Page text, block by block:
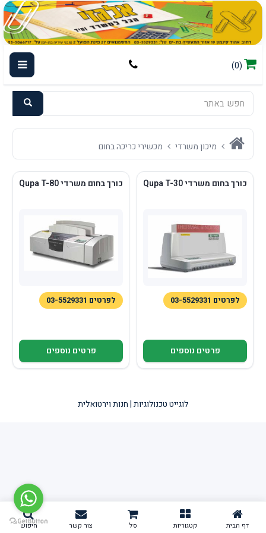
(0)
מיכון משרדי מכשירי כריכה בחום
כורך בחום משרדי Qupa T-30
לפרטים 03-5529331
פרטים נוספים
כורך בחום משרדי Qupa T-80
לפרטים 03-5529331
פרטים נוספים
לוגייט טכנולוגיות | חנות וירטואלית
דף הבית קטגוריות סל צור קשר חיפוש